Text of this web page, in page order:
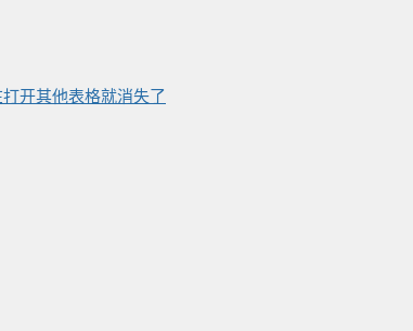
开其他表格就消失了